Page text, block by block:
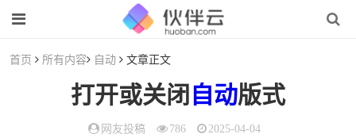
首页 所有内容 自动 文章正文
打开或关闭 自动版式
网友投稿 786 2025-04-04